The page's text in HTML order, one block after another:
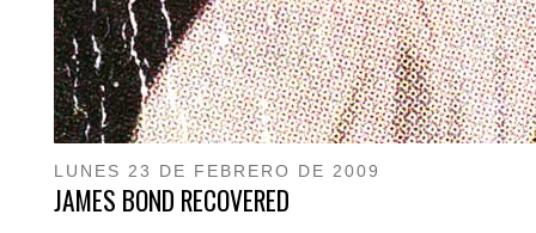
LUNES 23 DE FEBRERO DE 2009
JAMES BOND RECOVERED